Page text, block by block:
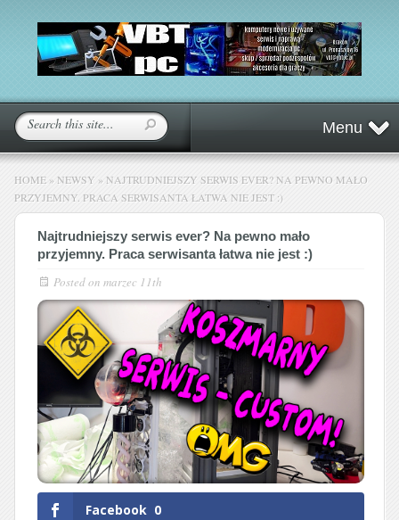
Menu
HOME » NEWSY » NAJTRUDNIEJSZY SERWIS EVER? NA PEWNO MAŁO
PRZYJEMNY. PRACA SERWISANTA ŁATWA NIE JEST :)
Najtrudniejszy serwis ever? Na pewno mało
przyjemny. Praca serwisanta łatwa nie jest :)
Posted on marzec 11th
Facebook 0